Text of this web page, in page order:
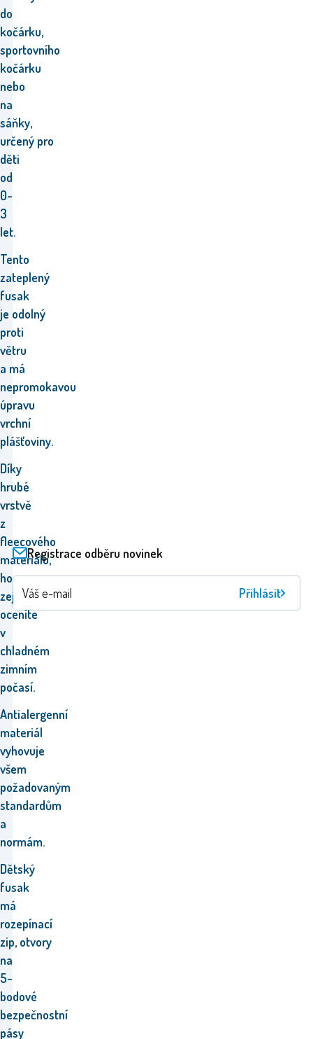
do
kočárku,
sportovního
kočárku
nebo
na
sáňky,
určený pro
děti
od
0-
3
let.
Tento
zateplený
fusak
je odolný
proti
větru
a má
nepromokavou
úpravu
vrchní
plášťoviny.
Díky
hrubé
vrstvě
z
fleecového
materiálu,
ho
zejména
oceníte
v
chladném
zimním
počasí.
Antialergenní
materiál
vyhovuje
všem
požadovaným
standardům
a
normám.
Dětský
fusak
má
rozepínací
zip, otvory
na
5-
bodové
bezpečnostní
pásy
Registrace odběru novinek
Přihlásit